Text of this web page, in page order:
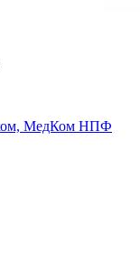
МедКом НПФ